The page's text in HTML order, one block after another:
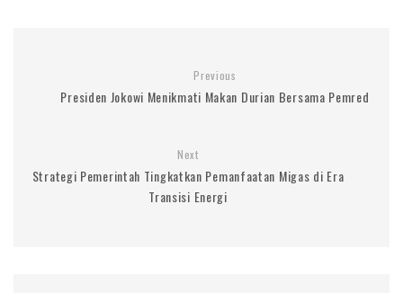
Previous
Presiden Jokowi Menikmati Makan Durian Bersama Pemred
Next
Strategi Pemerintah Tingkatkan Pemanfaatan Migas di Era
Transisi Energi